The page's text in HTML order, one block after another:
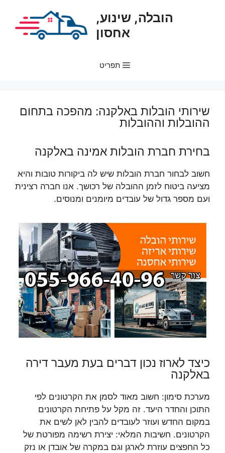
הובלה, שינוע,
אחסון
תפריט
שירותי הובלות באלקנה: מהפכה בתחום
ההובלות וההובלות
בחירת חברת הובלות אמינה באלקנה
חשוב לבחור חברת הובלות שיש לה ביקורות טובות והיא
מציעה ביטוח לזמן ההובלה של רכושך. אנו חברה רצינית
ועם מספר גדול של עובדים מיומנים ומנוסים.
כיצד לארוז נכון דברים בעת מעבר דירה
באלקנה
מערכת סימון: חשוב מאוד לסמן את הקרטונים לפי
התוכן והחדר היעד. זה מקל על פתיחת הקרטונים
במקום החדש ועוזר לעובדים להבין לאן לשים את
הקרטונים. חשיבות המלאי: יצירת רשימה מפורטת של
כל החפצים עוזרת לארגן וגם במקרה של אובדן או נזק